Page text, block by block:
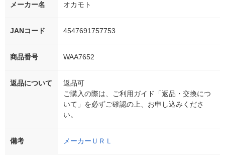
メーカー名 オカモト
JANコード 4547691757753
商品番号 WAA7652
返品について
返品可
ご購入の際は、ご利用ガイド「返品・交換につ
いて」を必ずご確認の上、お申し込みくださ
い。
備考 メーカーＵＲＬ